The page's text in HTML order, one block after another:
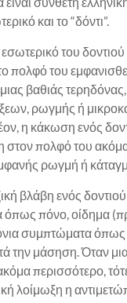
και το “δόντι”.
του
πολφό του
βαθιάς
ρωγμής ή
η κάκωση ενός
στον πολφό του
ρωγμή ή
βλάβη ενός
πόνο, οίδημα
συμπτώματα όπως
την μάσηση. Όταν
περισσότερο,
λοίμωξη η